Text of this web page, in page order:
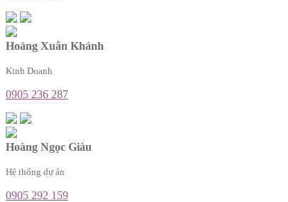
Hoàng Xuân Khánh
Kinh Doanh
0905 236 287
Hoàng Ngọc Giàu
Hệ thống dự án
0905 292 159